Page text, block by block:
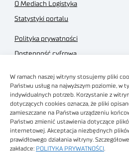
W ramach naszej witryny stosujemy pliki
Państwu usług na najwyższym poziomie, w
indywidualnych potrzeb. Korzystanie z
dotyczących cookies oznacza, że pliki
zamieszczane na Państwa urządzeniu
Państwo zmienić ustawienia dotyczące
internetowej. Akceptacja niezbędnych
prawidłowego działania witryny.
zakładce: POLITYKA PRYWATNOŚCI
O Mediach Logistyka
Statystyki portalu
Polityka prywatności
Dostępność cyfrowa
Regulamin sklepu
Obrazy stockowe
autorstwa